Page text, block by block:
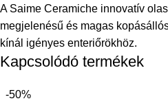
A Saime Ceramiche innovatív
megjelenésű és magas
kínál igényes enteriőrökhöz.
Kapcsolódó termékek
-50%